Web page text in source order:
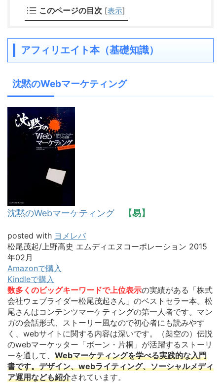
このページの目次 [表示]
アフィリエイト本（基礎知識）
沈黙のWebマーケティング
沈黙のWebマーケティング 【易】
posted with ヨメレバ
松尾茂起/上野高史 エムディエヌコーポレーション 2015
年02月
Amazonで購入
Kindleで購入
数多くのビッグキーワードで上位表示の実績がある「株式
会社ウェブライダー松尾茂起さん」のベストセラー本。松
尾さんはコンテンツマーケティングの第一人者です。マン
ガの会話形式、ストーリー風なので初心者にも読みやす
く、webサイトに関する内容は深いです。（架空の）伝説
のwebマーケッター「ボーン・片桐」が活躍するストーリ
ーを通して、 Webマーケティングを学べる実践的な入門
書です。デザイン、webライティング、ソーシャルメディ
ア運用なども紹介されています。